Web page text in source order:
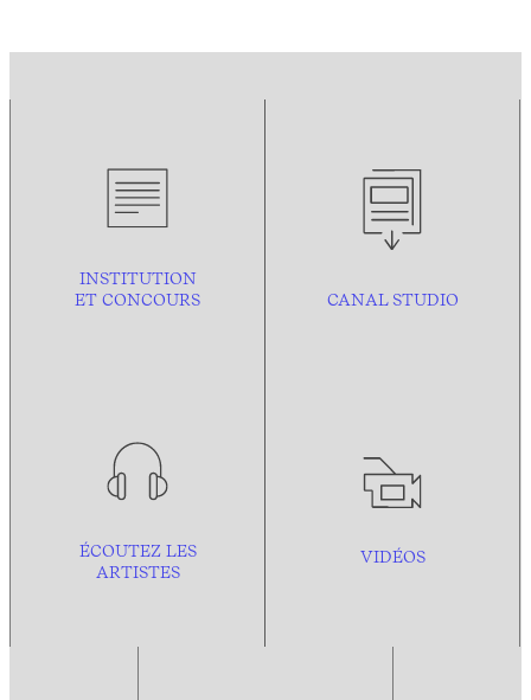
INSTITUTION
ET CONCOURS
CANAL STUDIO
ÉCOUTEZ LES
ARTISTES
VIDÉOS